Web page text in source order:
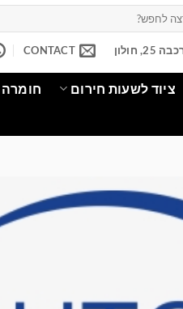
חולון CONTACT
ציוד לשעות חירום חומרה